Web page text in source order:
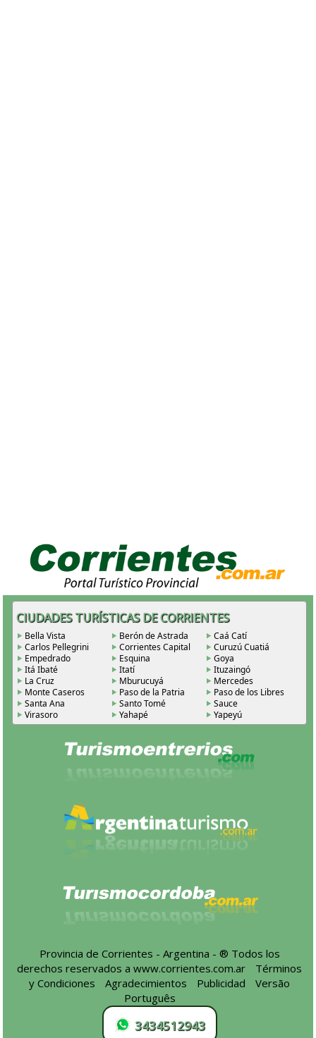
CIUDADES TURÍSTICAS DE CORRIENTES
Bella Vista Berón de Astrada
Caá Catí
Carlos Pellegrini
Corrientes Capital
Curuzú Cuatiá
Empedrado
Esquina
Goya
Itá Ibaté
Itatí
Ituzaingó
La Cruz
Mburucuyá
Mercedes
Monte Caseros
Paso de la Patria
Paso de los Libres
Santa Ana
Santo Tomé
Sauce
Virasoro
Yahapé Yapeyú
Provincia de Corrientes - Argentina - ® Todos los
derechos reservados a www.corrientes.com.ar
Términos
y Condiciones -Agradecimientos Publicidad -Versão
Português
3434512943